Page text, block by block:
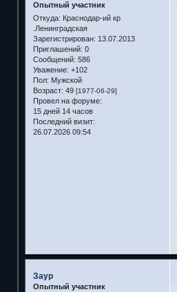
Опытный участник
Откуда: Краснодар-ий кр
.Ленинградская
Зарегистрирован: 13.07.2013
Приглашений: 0
Сообщений: 586
Уважение: +102
Пол: Мужской
Возраст: 49 [1977-06-29]
Провел на форуме:
15 дней 14 часов
Последний визит:
26.07.2026 09:54
Заур
Опытный участник